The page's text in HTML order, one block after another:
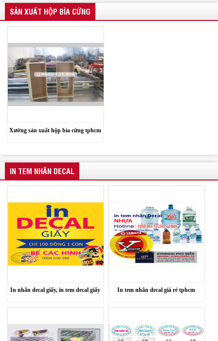
SẢN XUẤT HỘP BÌA CỨNG
Xưởng sản xuất hộp bìa cứng tphcm
IN TEM NHÃN DECAL
In nhãn decal giấy, in tem decal giấy In tem nhãn decal giá rẻ tphcm